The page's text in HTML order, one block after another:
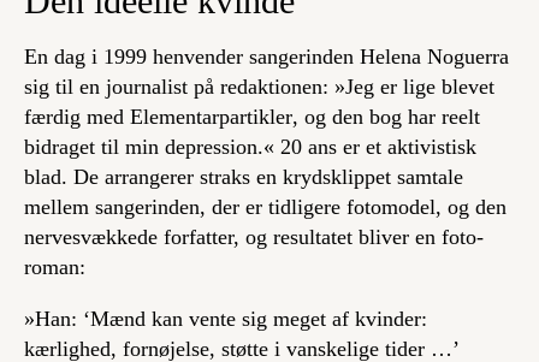
En dag i 1999 henvender sangerinden Helena Noguerra
sig til en journalist på redaktionen: »Jeg er lige blevet
færdig med Elementarpartikler, og den bog har reelt
bidraget til min depression.« 20 ans er et aktivistisk
blad. De arrangerer straks en krydsklippet samtale
mellem sangerinden, der er tidligere fotomodel, og den
nervesvækkede forfatter, og resultatet bliver en foto-
roman:
»Han: ‘Mænd kan vente sig meget af kvinder:
kærlighed, fornøjelse, støtte i vanskelige tider …’